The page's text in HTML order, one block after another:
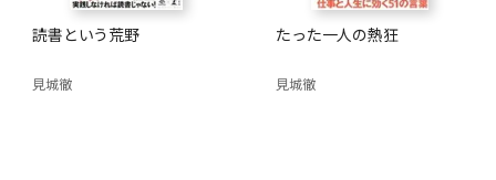
読書という荒野
見城徹
たった一人の熱狂
見城徹